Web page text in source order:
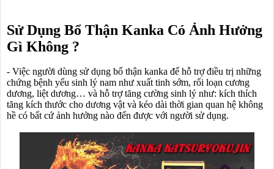
Sử Dụng Bổ Thận Kanka Có Ảnh Hưởng
Gì Không ?
- Việc người dùng sử dụng bổ thận kanka để hỗ trợ điều trị những
chứng bệnh yếu sinh lý nam như xuất tinh sớm, rối loạn cương
dương, liệt dương… và hỗ trợ tăng cường sinh lý như: kích thích
tăng kích thước cho dương vật và kéo dài thời gian quan hệ không
hề có bất cứ ảnh hưởng nào đến được với người sử dụng.